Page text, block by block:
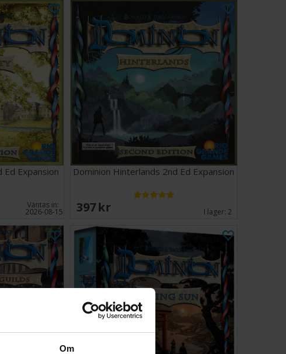
Om
Expansion
Väntas in:
2026-08-15
Dominion Hinterlands 2nd Ed Expansion
397 SEK I lager:2